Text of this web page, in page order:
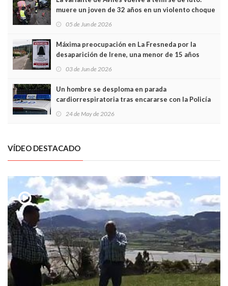
muere un joven de 32 años en un violento choque
frontal
05 de Jun de 2026
Máxima preocupación en La Fresneda por la
desaparición de Irene, una menor de 15 años
03 de Jun de 2026
Un hombre se desploma en parada
cardiorrespiratoria tras encararse con la Policía
Local en Luanco
24 de May de 2026
VÍDEO DESTACADO